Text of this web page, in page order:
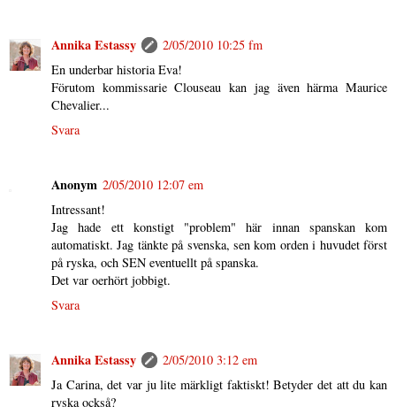
Annika Estassy
2/05/2010 10:25 fm
En underbar historia Eva!
Förutom kommissarie Clouseau kan jag även härma Maurice
Chevalier...
Svara
Anonym 2/05/2010 12:07 em
Intressant!
Jag hade ett konstigt "problem" här innan spanskan kom
automatiskt. Jag tänkte på svenska, sen kom orden i huvudet först
på ryska, och SEN eventuellt på spanska.
Det var oerhört jobbigt.
Svara
Annika Estassy
2/05/2010 3:12 em
Ja Carina, det var ju lite märkligt faktiskt! Betyder det att du kan
ryska också?